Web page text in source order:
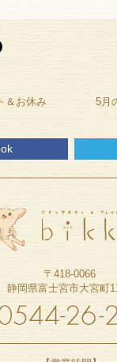
＆お休み 5月
〒418-0066
静岡県富士宮市大宮町